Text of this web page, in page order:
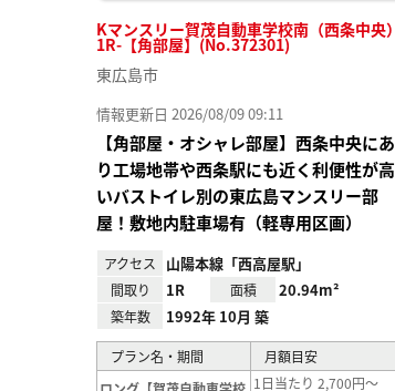
Kマンスリー賀茂自動車学校南（西条中央）
1R-【角部屋】(No.372301)
東広島市
情報更新日 2026/08/09 09:11
【角部屋・オシャレ部屋】西条中央にあ
り工場地帯や西条駅にも近く利便性が高
いバストイレ別の東広島マンスリー部
屋！敷地内駐車場有（軽専用区画）
アクセス 山陽本線「西高屋駅」
間取り 1R 面積 20.94m²
築年数 1992年 10月 築
プラン名・期間
月額目安
1日当たり 2,700円～